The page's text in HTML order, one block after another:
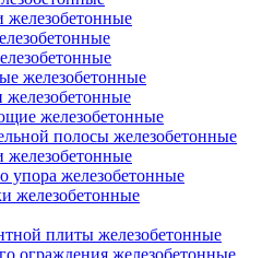
железобетонные
железобетонные
железобетонные
полосы железобетонные
железобетонные
упора железобетонные
железобетонные
плиты железобетонные
ограждения железобетонные